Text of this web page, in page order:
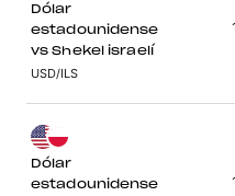
Dólar
estadounidense
vs Shekel israelí
USD/ILS
Dólar
estadounidense